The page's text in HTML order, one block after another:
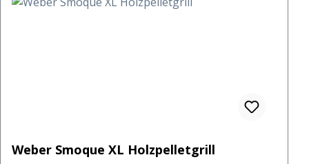
Weber Smoque XL Holzpelletgrill